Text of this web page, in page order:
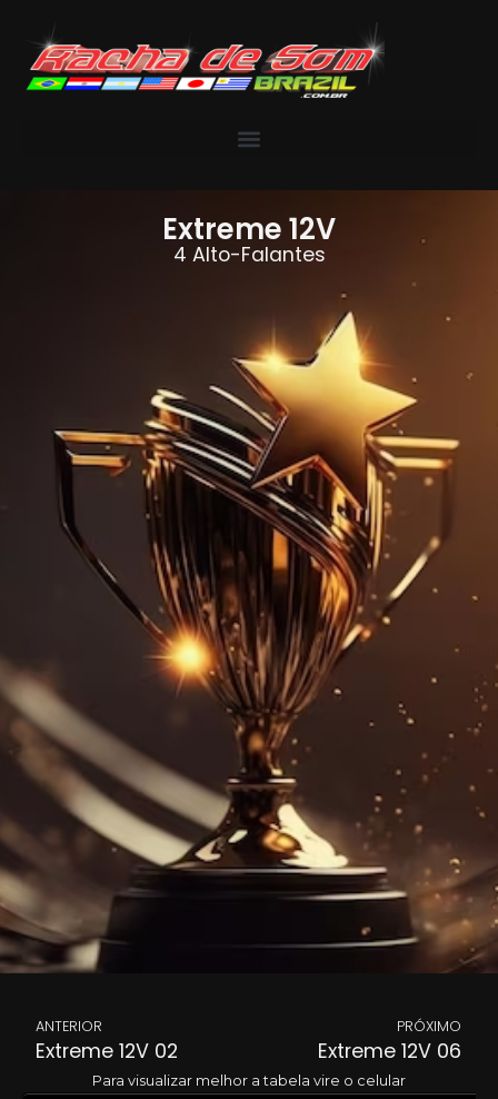
Extreme 12V
4 Alto-Falantes
ANTERIOR
Extreme 12V 02
PRÓXIMO
Extreme 12V 06
Para visualizar melhor a tabela vire o celular